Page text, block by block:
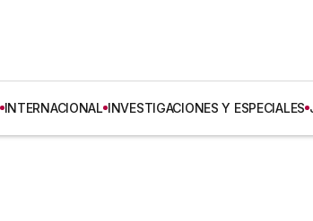
INTERNACIONAL INVESTIGACIONES Y ESPECIALES